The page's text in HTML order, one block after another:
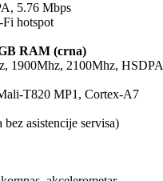
5.76 Mbps
hotspot
RAM (crna)
1900Mhz, 2100Mhz, HSDPA
T820 MP1, Cortex-A7
asistencije servisa)